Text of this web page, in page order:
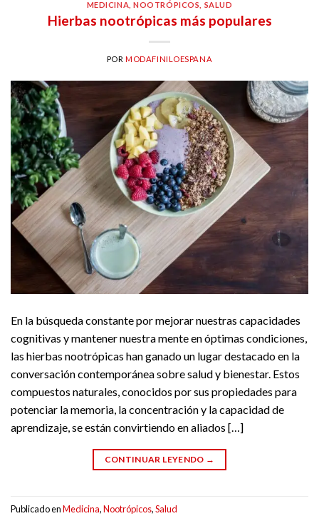
MEDICINA ,NOOTRÓPICOS SALUD
Hierbas nootrópicas más populares
PORMODAFINILOESPANA
En la búsqueda constante por mejorar nuestras capacidades
cognitivas y mantener nuestra mente en óptimas condiciones,
las hierbas nootrópicas han ganado un lugar destacado en la
conversación contemporánea sobre salud y bienestar. Estos
compuestos naturales, conocidos por sus propiedades para
potenciar la memoria, la concentración y la capacidad de
aprendizaje, se están convirtiendo en aliados […]
CONTINUAR LEYENDO →
Publicado enMedicina,Nootrópicos,Salud